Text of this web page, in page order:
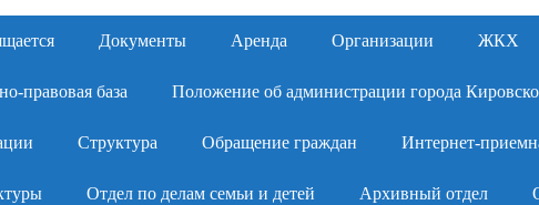
Документы Аренда Организации ЖКХ
правовая база Положение об администрации города
Структура Обращение граждан Интернет-
Отдел по делам семьи и детей Архивный отдел